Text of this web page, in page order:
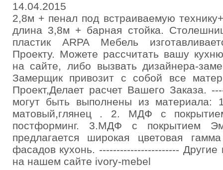
14.04.2015
2,8м + пенал под встраиваемую
длина 3,8м + барная стойка.
пластик ARPA Мебель
Проекту. Можете рассчитать вашу
на сайте, либо вызвать дизайнера-
Замерщик привозит с собой все
Проект,Делает расчет Вашего Заказа.
могут быть выполнены из
матовый,глянец . 2. МДФ с
постформинг. 3.МДФ с покрытием
предлагается широкая цветовая
фасадов кухонь. -----------------------
на нашем сайте ivory-mebel